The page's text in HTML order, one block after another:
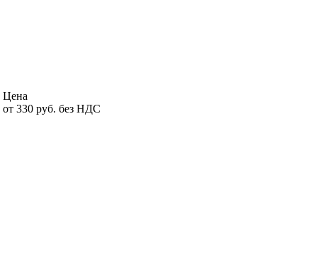
Цена
от 330 руб. без НДС